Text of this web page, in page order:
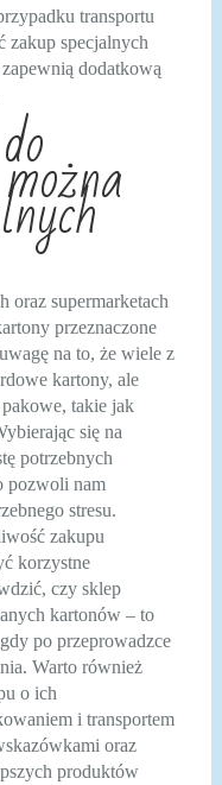
transportu
zakup specjalnych
dodatkową
oraz supermarketach
przeznaczone
na to, że wiele z
kartony, ale
takie jak
się na
potrzebnych
pozwoli nam
stresu.
zakupu
korzystne
czy sklep
kartonów – to
po przeprowadzce
Warto również
o ich
i transportem
oraz
produktów